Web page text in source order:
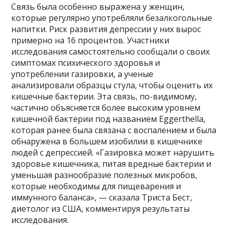
Связь была особенно выражена у женщин,
которые регулярно употребляли безалкогольные
напитки. Риск развития депрессии у них вырос
примерно на 16 процентов. Участники
исследования самостоятельно сообщали о своих
симптомах психического здоровья и
употреблении газировки, а ученые
анализировали образцы стула, чтобы оценить их
кишечные бактерии. Эта связь, по-видимому,
частично объясняется более высоким уровнем
кишечной бактерии под названием Eggerthella,
которая ранее была связана с воспалением и была
обнаружена в большем изобилии в кишечнике
людей с депрессией. «Газировка может нарушить
здоровье кишечника, питая вредные бактерии и
уменьшая разнообразие полезных микробов,
которые необходимы для пищеварения и
иммунного баланса», — сказала Триста Бест,
диетолог из США, комментируя результаты
исследования.